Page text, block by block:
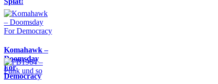
Komahawk –
Doomsday
For
Democracy